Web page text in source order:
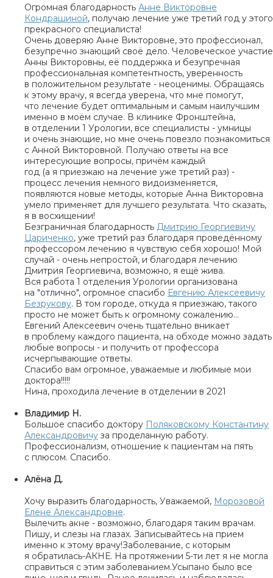
Огромная благодарность Анне Викторовне
Кондрашиной, получаю лечение уже третий год у этого
прекрасного специалиста!
Очень доверяю Анне Викторовне, это профессионал,
безупречно знающий своё дело. Человеческое участие
Анны Викторовны, её поддержка и безупречная
профессиональная компетентность, уверенность
в положительном результате - неоценимы. Обращаясь
к этому врачу, я всегда уверена, что мне помогут,
что лечение будет оптимальным и самым наилучшим
именно в моём случае. В клинике Фронштейна,
в отделении 1 Урологии, все специалисты - умницы
и очень знающие, но мне очень повезло познакомиться
с Анной Викторовной. Получаю ответы на все
интересующие вопросы, причём каждый
год (а я приезжаю на лечение уже третий раз) -
процесс лечения немного видоизменяется,
появляются новые методы, которые Анна Викторовна
умело применяет для лучшего результата. Что сказать,
я в восхищении!
Безграничная благодарность Дмитрию Георгиевичу
Цариченко, уже третий раз благодаря проведённому
профессором лечению я чувствую себя хорошо! Мой
случай - очень непростой, и благодаря лечению
Дмитрия Георгиевича, возможно, я ещё жива.
Вся работа 1 отделения Урологии организована
на "отлично", огромное спасибо Евгению Алексеевичу
Безрукову. В том городе, откуда я приезжаю, такого
просто не может быть к огромному сожалению...
Евгений Алексеевич очень тщательно вникает
в проблему каждого пациента, на обходе можно задать
любые вопросы - и получить от профессора
исчерпывающие ответы.
Спасибо вам огромное, уважаемые и любимые мои
доктора!!!!!
Нина, проходила лечение в отделении в 2021
Владимир Н.
Большое спасибо доктору Поляковскому Константину
Александровичу за проделанную работу.
Профессионализм, отношение к пациентам на пять
с плюсом. Спасибо.
Алёна Д.
Хочу выразить благодарность, Уважаемой, Морозовой
Елене Александровне.
Вылечить акне - возможно, благодаря таким врачам.
Пишу, и слезы на глазах. Записывайтесь на прием
именно к этому врачу!Заболевание, с которым
я обратилась-АКНЕ. На протяжении 5-ти лет я не могла
справиться с этим заболеванием.Усыпано было все